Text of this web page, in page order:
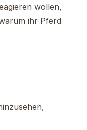
wollen,
ihr Pferd